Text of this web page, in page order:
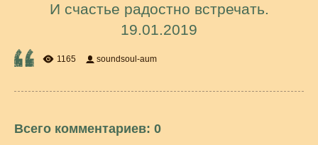
И счастье радостно встречать.
19.01.2019
1165 soundsoul-aum
Всего комментариев: 0